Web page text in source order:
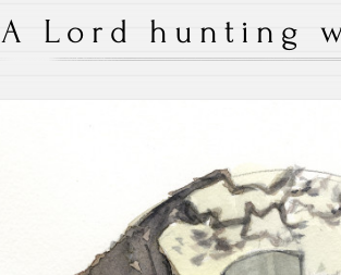
A Lord hunting